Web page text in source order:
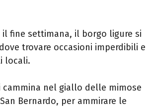
fine settimana, il borgo ligure si
trovare occasioni imperdibili e
locali.
cammina nel giallo delle mimose
Bernardo, per ammirare le